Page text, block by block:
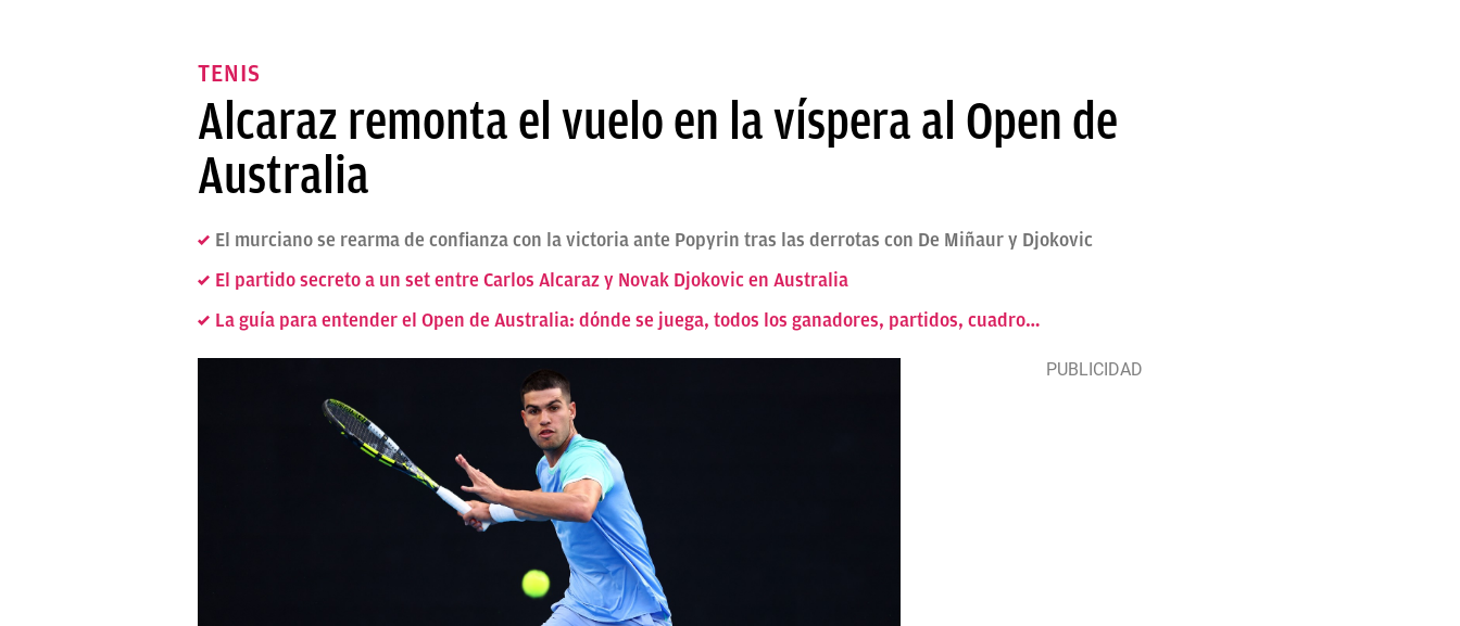
TENIS
Alcaraz remonta el vuelo en la víspera al Open de
Australia
El murciano se rearma de confianza con la victoria ante Popyrin tras las derrotas con De Miñaur y Djokovic
El partido secreto a un set entre Carlos Alcaraz y Novak Djokovic en Australia
La guía para entender el Open de Australia: dónde se juega, todos los ganadores, partidos, cuadro…